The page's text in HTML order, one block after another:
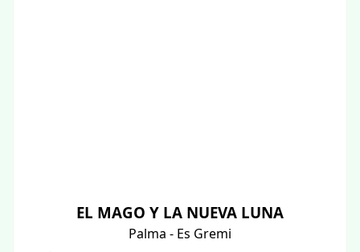
EL MAGO Y LA NUEVA LUNA
Palma - Es Gremi